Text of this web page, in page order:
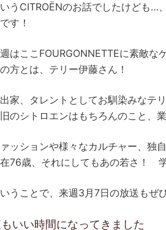
うCITROËNのお話でしたけども…
す！
はここFOURGONNETTEに素敵な
方とは、テリー伊藤さん！
家、タレントとしてお馴染みなテリ
のシトロエンはもちろんのこと、
ッションや様々なカルチャー、独
76歳、それにしてもあの若さ！
うことで、来週3月7日の放送もぜ
いい時間になってきました